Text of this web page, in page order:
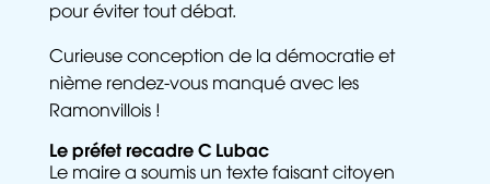
pour éviter tout débat.
Curieuse conception de la démocratie et
nième rendez-vous manqué avec les
Ramonvillois !
Le préfet recadre C Lubac
Le maire a soumis un texte faisant citoyen